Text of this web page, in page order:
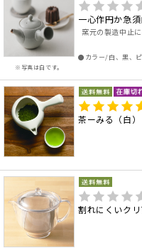
※写真は白です。
一心作円か急須
窯元の製造中止
●カラー/白、黒、
茶ーみる（白）
割れにくいク